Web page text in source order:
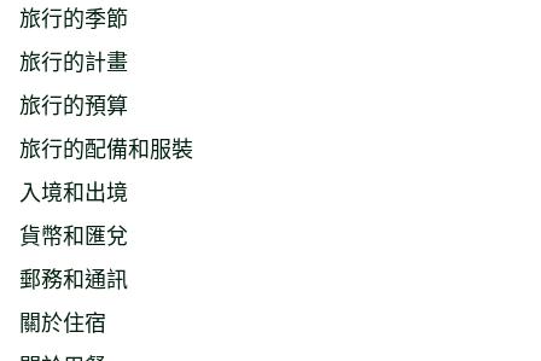
旅行的季節
旅行的計畫
旅行的預算
旅行的配備和服裝
入境和出境
貨幣和匯兌
郵務和通訊
關於住宿